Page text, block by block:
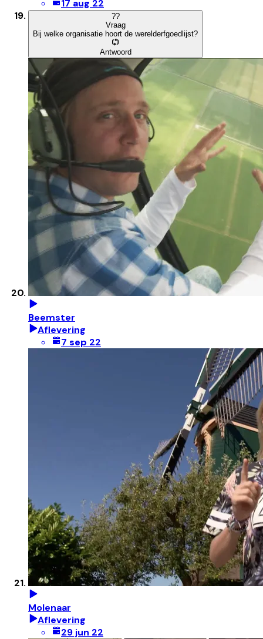
17 aug 22
??
Vraag
Bij welke organisatie hoort de werelderfgoedlijst?
Antwoord
Beemster
Aflevering
7 sep 22
Molenaar
Aflevering
29 jun 22